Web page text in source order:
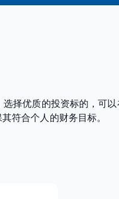
择优质的投资标的，可
符合个人的财务目标。